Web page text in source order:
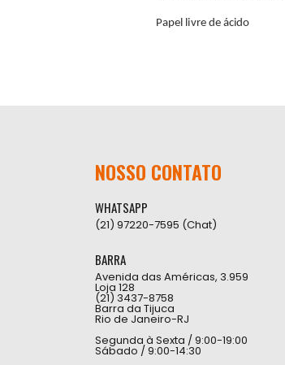
Papel livre de ácido
NOSSO CONTATO
WHATSAPP
(21) 97220-7595 (Chat)
BARRA
Avenida das Américas, 3.959
Loja 128
(21) 3437-8758
Barra da Tijuca
Rio de Janeiro-RJ
Segunda à Sexta / 9:00-19:00
Sábado / 9:00-14:30